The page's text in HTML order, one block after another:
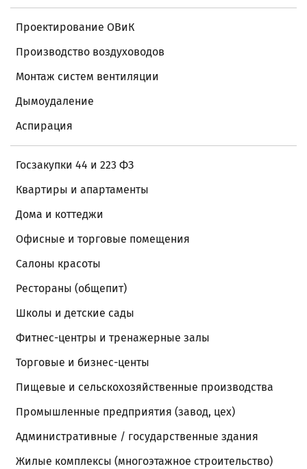
Проектирование ОВиК
Производство воздуховодов
Монтаж систем вентиляции
Дымоудаление
Аспирация
Госзакупки 44 и 223 ФЗ
Квартиры и апартаменты
Дома и коттеджи
Офисные и торговые помещения
Салоны красоты
Рестораны (общепит)
Школы и детские сады
Фитнес-центры и тренажерные залы
Торговые и бизнес-центы
Пищевые и сельскохозяйственные производства
Промышленные предприятия (завод, цех)
Административные / государственные здания
Жилые комплексы (многоэтажное строительство)